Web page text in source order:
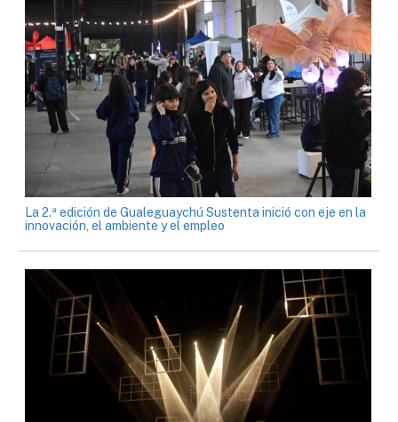
La 2.ª edición de Gualeguaychú Sustenta inició con eje en la
innovación, el ambiente y el empleo